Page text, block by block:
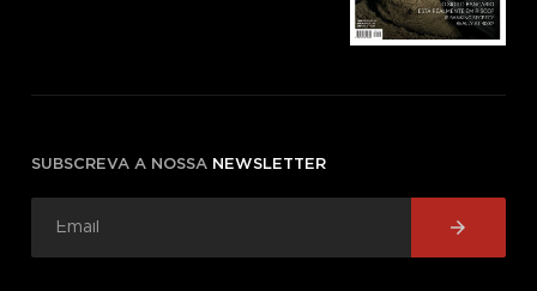
SUBSCREVA A NOSSA NEWSLETTER